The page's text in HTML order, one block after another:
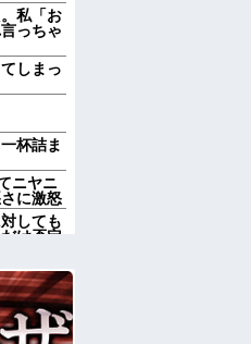
私「お
っちゃ
しまっ
杯詰ま
ニヤニ
に激怒
しても
け否定
子嫁の
私（確
ニヤニ